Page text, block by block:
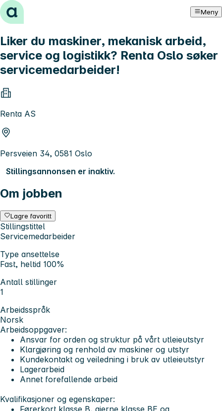
Hopp til innhold Meny
Liker du maskiner, mekanisk arbeid,
service og logistikk? Renta Oslo søker
servicemedarbeider!
Renta AS
Persveien 34, 0581 Oslo
Stillingsannonsen er inaktiv.
Om jobben
Lagre favoritt
Stillingstittel
Servicemedarbeider
Type ansettelse
Fast, heltid 100%
Antall stillinger
1
Arbeidsspråk
Norsk
Arbeidsoppgaver:
Ansvar for orden og struktur på vårt utleieutstyr
Klargjøring og renhold av maskiner og utstyr
Kundekontakt og veiledning i bruk av utleieutstyr
Lagerarbeid
Annet forefallende arbeid
Kvalifikasjoner og egenskaper:
Førerkort klasse B, gjerne klasse BE og